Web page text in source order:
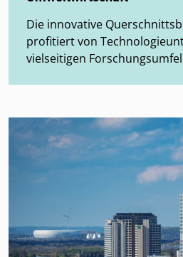
Die innovative
profitiert von
vielseitigen